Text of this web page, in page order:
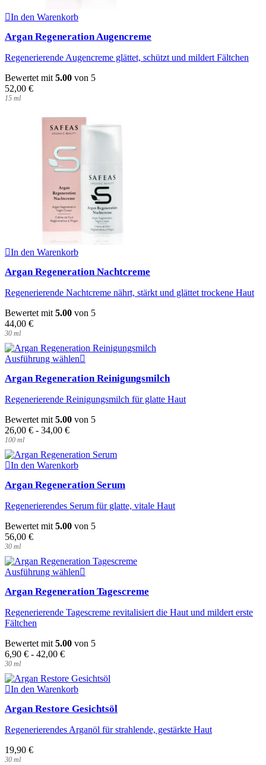
In den Warenkorb
Argan Regeneration Augencreme
Regenerierende Augencreme glättet, schützt und mildert Fältchen
Bewertet mit 5.00 von 5
52,00 €
15 ml
In den Warenkorb
Argan Regeneration Nachtcreme
Regenerierende Nachtcreme nährt, stärkt und glättet trockene Haut
Bewertet mit 5.00 von 5
44,00 €
30 ml
Ausführung wählen
weist
Varianten
Die
auf
gewählt
Argan Regeneration Reinigungsmilch
Regenerierende Reinigungsmilch für glatte Haut
Bewertet mit 5.00 von 5
26,00 € - 34,00 €
100 ml
In den Warenkorb
Argan Regeneration Serum
Regenerierendes Serum für glatte, vitale Haut
Bewertet mit 5.00 von 5
56,00 €
30 ml
Ausführung wählen
weist
Varianten
Optionen
der
werden
Argan Regeneration Tagescreme
Regenerierende Tagescreme revitalisiert die Haut und mildert erste
Fältchen
Bewertet mit 5.00 von 5
6,90 € - 42,00 €
30 ml
In den Warenkorb
Argan Restore Gesichtsöl
Regenerierendes Arganöl für strahlende, gestärkte Haut
19,90 €
30 ml